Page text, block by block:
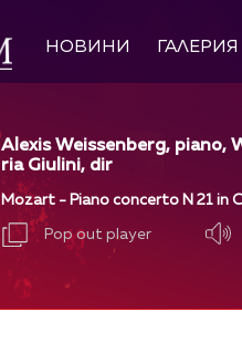
НОВИНИ ГАЛЕРИЯ
Alexis Weissenberg, piano,
ria Giulini, dir
Mozart - Piano concerto N 21 in
Pop out player